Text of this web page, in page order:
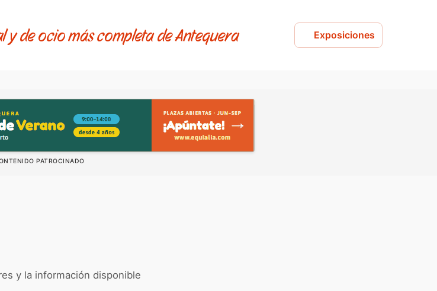
y de ocio más completa de Antequera Exposiciones
PATROCINADO
y la información disponible